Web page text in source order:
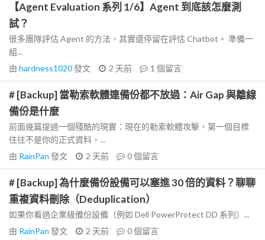
【Agent Evaluation 系列 1/6】Agent 到底該怎麼測
試？
很多團隊評估 Agent 的方法，其實還停留在評估 Chatbot。 準備一
組...
由 hardness1020發文 2 天前 1 個留言
# [Backup] 當勒索軟體連備份都不放過：Air Gap 與離線
備份是什麼
前面幾篇提過一個殘酷的現實：現在的勒索軟體攻擊，第一個目標
往往不是你的正式資料，...
由 RainPan 發文 2 天前 0個留言
# [Backup] 為什麼備份設備可以塞進 30 倍的資料？聊聊
重複資料刪除（Deduplication）
如果你看過企業級備份設備（例如 Dell PowerProtect DD 系列）...
由 RainPan 發文 2 天前 0個留言